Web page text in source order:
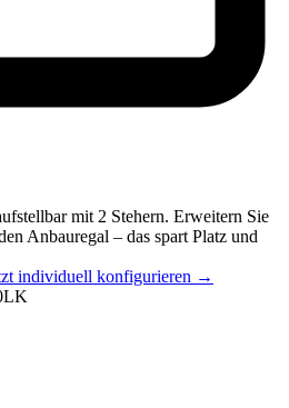
mit 2 Stehern. Erweitern Sie
Anbauregal – das spart Platz und
individuell konfigurieren →